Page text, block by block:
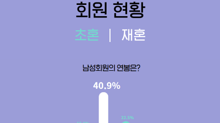
회원 현황
초혼 재혼